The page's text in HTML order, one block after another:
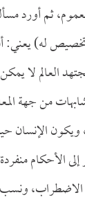
ثم أورد
له)
العالم لا
من جهة
الإنسان
إلى الأحكام
ونسب